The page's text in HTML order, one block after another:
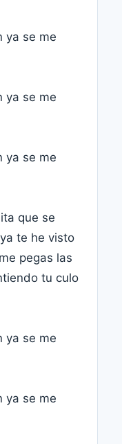
ya se me
ya se me
ya se me
que se
te he visto
pegas las
tu culo
ya se me
ya se me